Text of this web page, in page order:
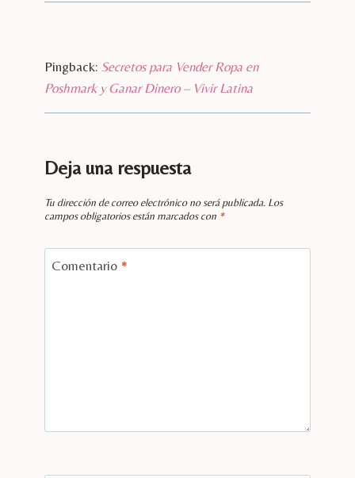
Pingback: Secretos para Vender Ropa en
Poshmark y Ganar Dinero – Vivir Latina
Deja una respuesta
Tu dirección de correo electrónico no será publicada. Los
campos obligatorios están marcados con *
Comentario *